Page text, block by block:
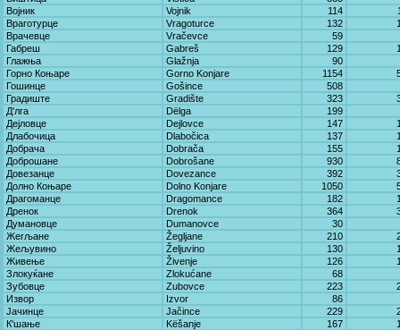
Војник
Vojnik 114
Враготурце
Vragoturce 132
Врачевце
Vračevce
59
Габреш
Gabreš 129
Глажња
Glažnja
90
Горно Коњаре
Gorno Konjare 1154
Гошинце
Gošince
508
Градиште
Gradište 323
Д'лга
Dëlga
199
Дејловце
Dejlovce 147
Длабочица
Dlabočica 137
Добрача
Dobrača 155
Доброшане
Dobrošane 930
Довезанце
Dovezance 392
Долно Коњаре
Dolno Konjare 1050
Драгоманце
Dragomance 182
Дренок
Drenok 364
Думановце
Dumanovce
30
Жегљане
Žegljane 210
Жељувино
Željuvino 130
Живење
Živenje 126
Злокуќане
Zlokućane
68
Зубовце
Zubovce 223
Извор
Izvor
86
Јачинце
Јačince 229
К'шање
Këšanje 167